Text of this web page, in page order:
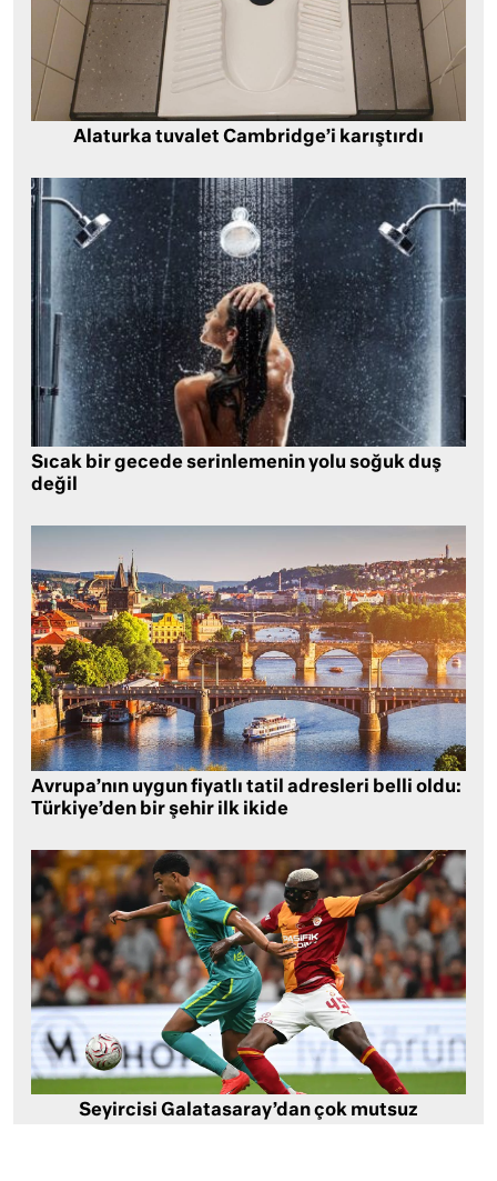
Alaturka tuvalet Cambridge’i karıştırdı
Sıcak bir gecede serinlemenin yolu soğuk duş
değil
Avrupa’nın uygun fiyatlı tatil adresleri belli oldu:
Türkiye’den bir şehir ilk ikide
Seyircisi Galatasaray’dan çok mutsuz